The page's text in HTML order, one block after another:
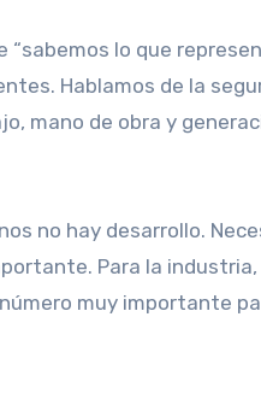
“sabemos lo que
Hablamos de la
mano de obra y
no hay desarrollo.
Para la
muy importante